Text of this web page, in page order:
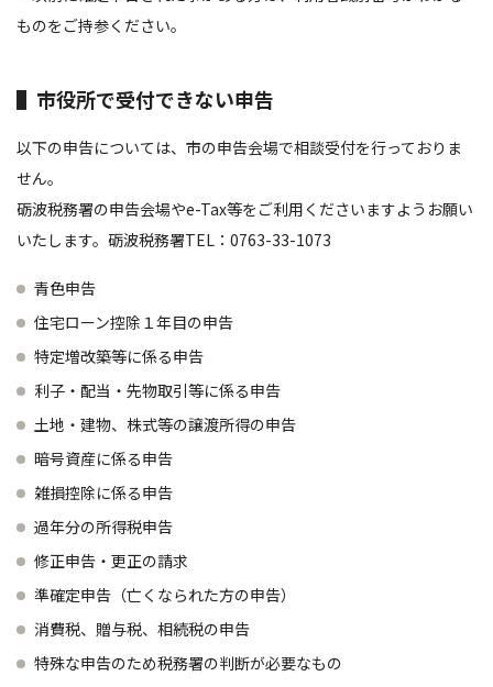
ものをご持参ください。
▌市役所で受付できない申告
以下の申告については、市の申告会場で相談受付を行っておりま
せん。
砺波税務署の申告会場やe-Tax等をご利用くださいますようお願い
いたします。砺波税務署TEL：0763-33-1073
青色申告
住宅ローン控除１年目の申告
特定増改築等に係る申告
利子・配当・先物取引等に係る申告
土地・建物、株式等の譲渡所得の申告
暗号資産に係る申告
雑損控除に係る申告
過年分の所得税申告
修正申告・更正の請求
準確定申告（亡くなられた方の申告）
消費税、贈与税、相続税の申告
特殊な申告のため税務署の判断が必要なもの